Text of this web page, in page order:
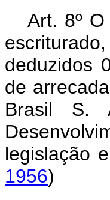
Art. 8º
deduzidos
de
Brasil S.
1956)